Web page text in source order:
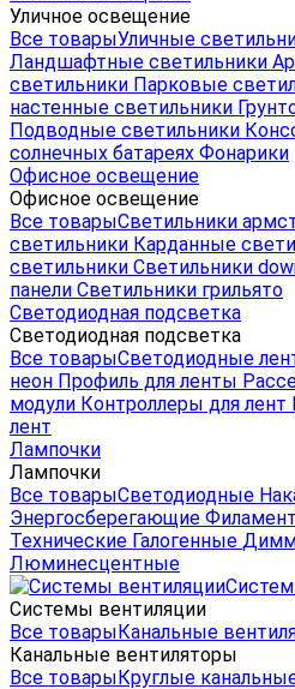
Уличное освещение
Все товарыУличные
Ландшафтные светильники
светильники Парковые
настенные светильники
Подводные светильники
солнечных батареях Фонарики
Офисное освещение
Офисное освещение
Все товарыСветильники
светильники Карданные
светильники Светильники
панели Светильники грильято
Светодиодная подсветка
Светодиодная подсветка
Все товарыСветодиодные
неон Профиль для ленты
модули Контроллеры для лент
лент
Лампочки
Лампочки
Все товарыСветодиодные
Энергосберегающие
Технические Галогенные
Люминесцентные
Системы вентиляции
Все товарыКанальные
Канальные вентиляторы
Все товарыКруглые